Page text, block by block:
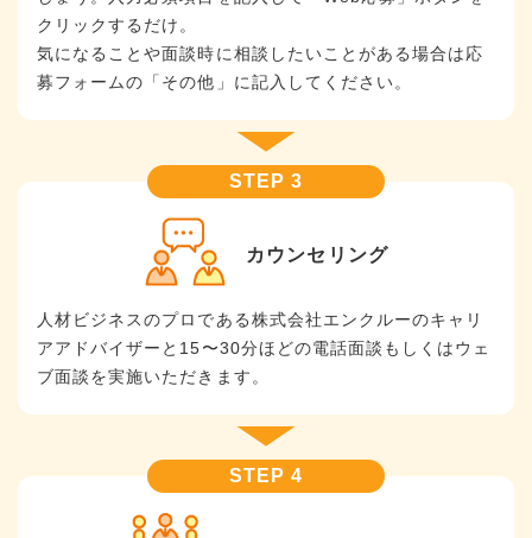
クリックするだけ。
気になることや面談時に相談したいことがある場合は応
募フォームの「その他」に記入してください。
カウンセリング
人材ビジネスのプロである株式会社エンクルーのキャリ
アアドバイザーと15〜30分ほどの電話面談もしくはウェ
ブ面談を実施いただきます。